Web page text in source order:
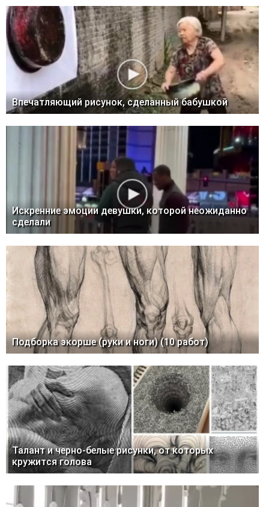
Впечатляющий рисунок, сделанный бабушкой
Искренние эмоции девушки, которой неожиданно
сделали
Подборка экорше (руки и ноги) (10 работ)
Талант и черно-белые рисунки, от которых
кружится голова